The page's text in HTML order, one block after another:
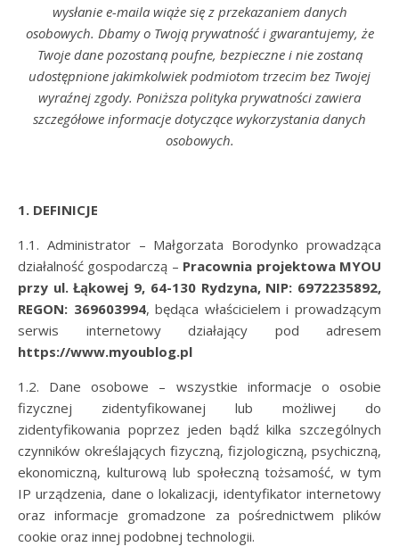
wysłanie e-maila wiąże się z przekazaniem danych
osobowych. Dbamy o Twoją prywatność i gwarantujemy, że
Twoje dane pozostaną poufne, bezpieczne i nie zostaną
udostępnione jakimkolwiek podmiotom trzecim bez Twojej
wyraźnej zgody. Poniższa polityka prywatności zawiera
szczegółowe informacje dotyczące wykorzystania danych
osobowych.
1. DEFINICJE
1.1. Administrator – Małgorzata Borodynko prowadząca
działalność gospodarczą – Pracownia projektowa MYOU
przy ul. Łąkowej 9, 64-130 Rydzyna, NIP: 6972235892,
REGON: 369603994, będąca właścicielem i prowadzącym
serwis internetowy działający pod adresem
https://www.myoublog.pl
1.2. Dane osobowe – wszystkie informacje o osobie
fizycznej zidentyfikowanej lub możliwej do
zidentyfikowania poprzez jeden bądź kilka szczególnych
czynników określających fizyczną, fizjologiczną, psychiczną,
ekonomiczną, kulturową lub społeczną tożsamość, w tym
IP urządzenia, dane o lokalizacji, identyfikator internetowy
oraz informacje gromadzone za pośrednictwem plików
cookie oraz innej podobnej technologii.